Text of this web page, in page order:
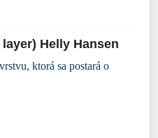
Helly Hansen
ktorá sa postará o